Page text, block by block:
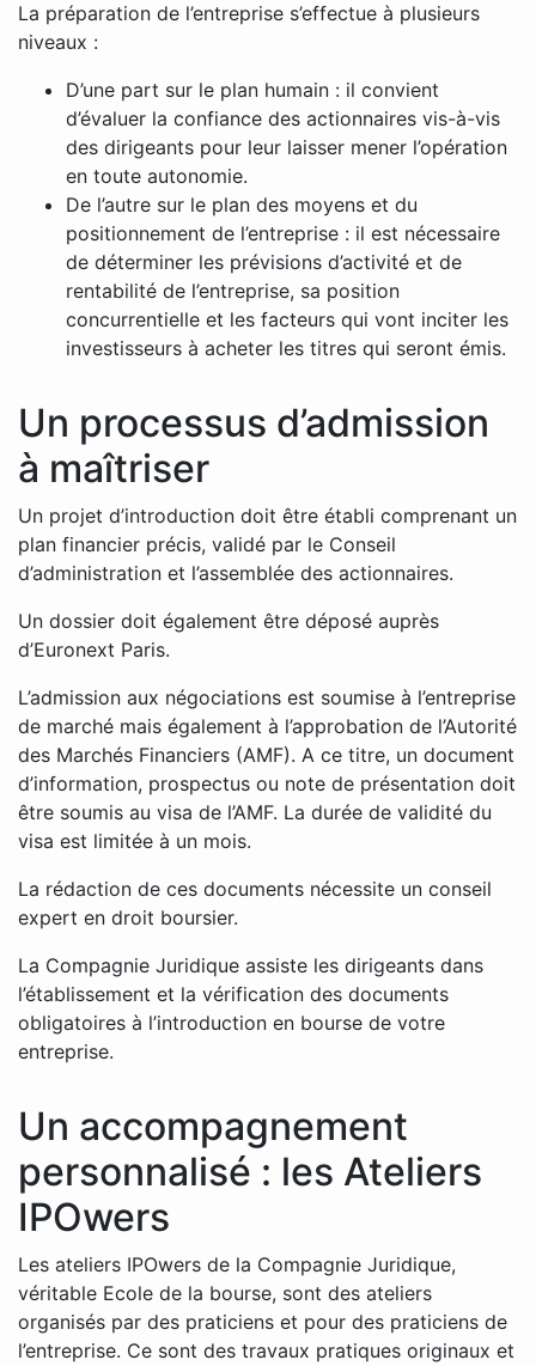
La préparation de l’entreprise s’effectue à plusieurs
niveaux :
D’une part sur le plan humain : il convient
d’évaluer la confiance des actionnaires vis-à-vis
des dirigeants pour leur laisser mener l’opération
en toute autonomie.
De l’autre sur le plan des moyens et du
positionnement de l’entreprise : il est nécessaire
de déterminer les prévisions d’activité et de
rentabilité de l’entreprise, sa position
concurrentielle et les facteurs qui vont inciter les
investisseurs à acheter les titres qui seront émis.
Un processus d’admission
à maîtriser
Un projet d’introduction doit être établi comprenant un
plan financier précis, validé par le Conseil
d’administration et l’assemblée des actionnaires.
Un dossier doit également être déposé auprès
d’Euronext Paris.
L’admission aux négociations est soumise à l’entreprise
de marché mais également à l’approbation de l’Autorité
des Marchés Financiers (AMF). A ce titre, un document
d’information, prospectus ou note de présentation doit
être soumis au visa de l’AMF. La durée de validité du
visa est limitée à un mois.
La rédaction de ces documents nécessite un conseil
expert en droit boursier.
La Compagnie Juridique assiste les dirigeants dans
l’établissement et la vérification des documents
obligatoires à l’introduction en bourse de votre
entreprise.
Un accompagnement
personnalisé : les Ateliers
IPOwers
Les ateliers IPOwers de la Compagnie Juridique,
véritable Ecole de la bourse, sont des ateliers
organisés par des praticiens et pour des praticiens de
l’entreprise. Ce sont des travaux pratiques originaux et